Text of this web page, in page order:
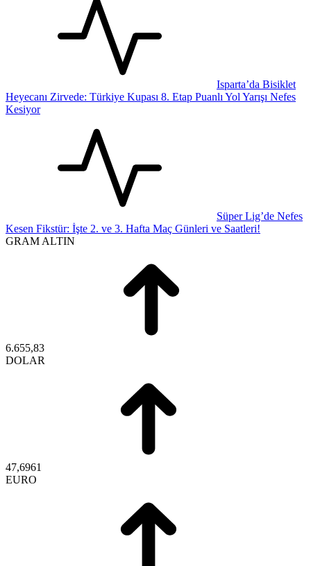
Isparta’da Bisiklet
Heyecanı Zirvede: Türkiye Kupası 8. Etap Puanlı Yol Yarışı Nefes
Kesiyor
Süper Lig’de Nefes
Kesen Fikstür: İşte 2. ve 3. Hafta Maç Günleri ve Saatleri!
GRAM ALTIN
6.655,83
DOLAR
47,6961
EURO